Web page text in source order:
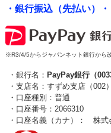
・銀行振込（先払い）・
※R3/4/5からジャパンネット銀行から
・銀行名： PayPay銀行（
・支店名：すずめ支店（002）
・口座種別：普通
・口座番号：2066310
・口座名義（カナ）： 株式